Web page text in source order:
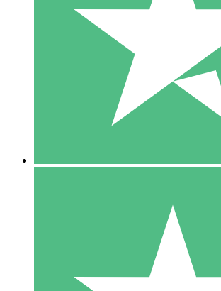
Paga según el uso con créditos de
10 00
10 Descargas
20 00